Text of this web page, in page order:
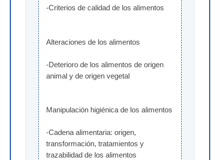
-Criterios de calidad de los alimentos
Alteraciones de los alimentos
-Deterioro de los alimentos de origen
animal y de origen vegetal
Manipulación higiénica de los alimentos
-Cadena alimentaria: origen,
transformación, tratamientos y
trazabilidad de los alimentos